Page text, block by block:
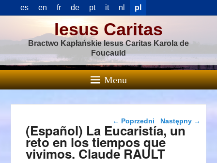
es en fr de pt it nl pl
Iesus Caritas
Bractwo Kapłańskie Iesus Caritas Karola de
Foucauld
Menu
Nawigacja wpisu
← Poprzedni Następny →
(Español) La Eucaristía, un
reto en los tiempos que
vivimos. Claude RAULT